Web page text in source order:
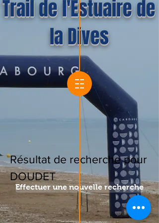
Trail de l'Estuaire de
la Dives
Résultat de recherche pour
DOUDET
Effectuer une nouvelle recherche